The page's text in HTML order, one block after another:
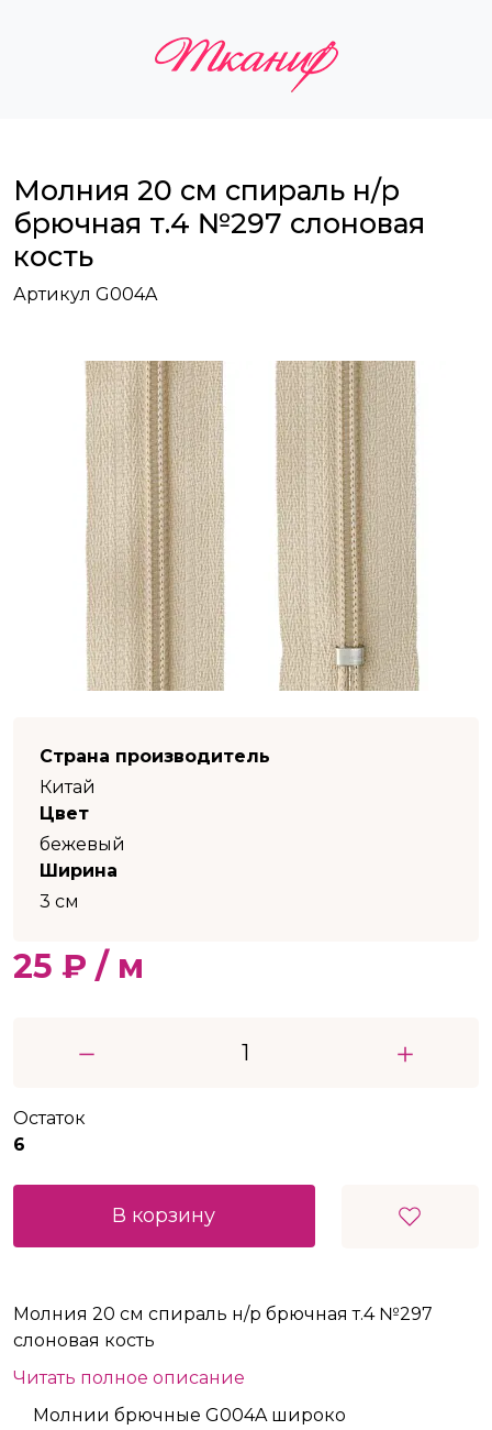
Молния 20 см спираль н/р
брючная т.4 №297 слоновая
кость
Артикул G004A
Страна производитель
Китай
Цвет
бежевый
Ширина
3 см
25 ₽ / м
Остаток
6
В корзину
Молния 20 см спираль н/р брючная т.4 №297
слоновая кость
Читать полное описание
Молнии брючные G004A широко